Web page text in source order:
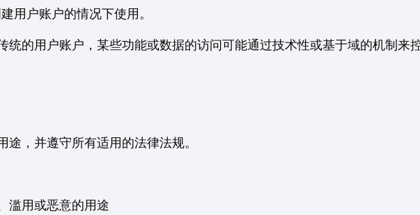
用户账户的情况下使用。
统的用户账户，某些功能或数据的访问可能通过技术性或基于域的机制来
，并遵守所有适用的法律法规。
滥用或恶意的用途